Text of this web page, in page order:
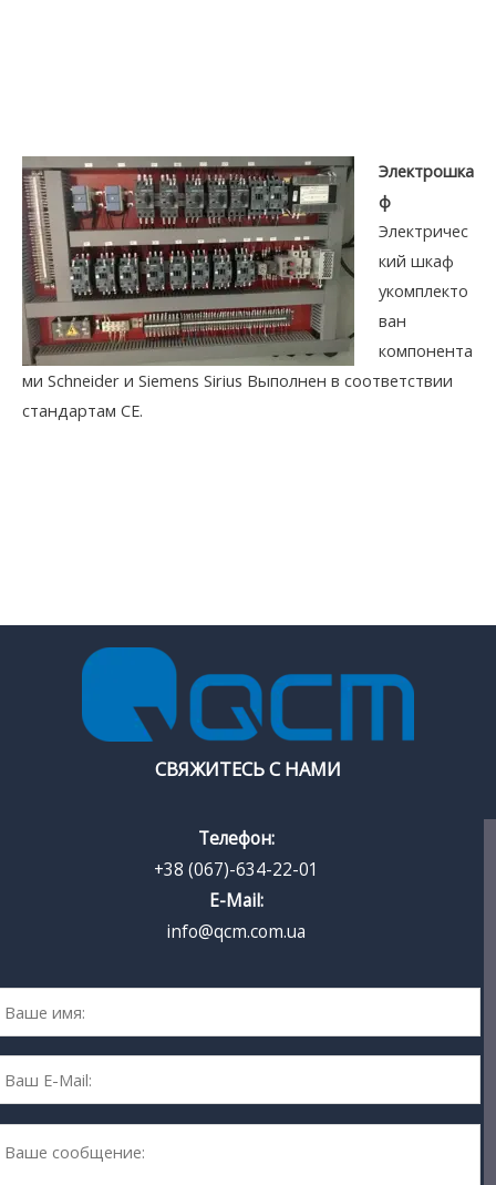
Электрошка
ф
Электричес
кий шкаф
укомплекто
ван
компонента
ми Sсhneider и Siemens Sirius Выполнен в соответствии
стандартам СЕ.
СВЯЖИТЕСЬ С НАМИ
Телефон:
+38 (067)-634-22-01
E-Mail:
info@qcm.com.ua